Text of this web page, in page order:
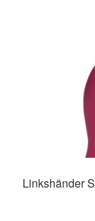
Linkshänder